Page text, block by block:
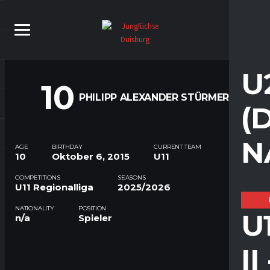
II
10 PHILIPP ALEXANDER STÜRMER
AGE
10
BIRTHDAY
Oktober 6, 2015
CURRENT TEAM
U11
COMPETITIONS
U11 Regionalliga
SEASONS
2025/2026
NATIONALITY
n/a
POSITION
Spieler